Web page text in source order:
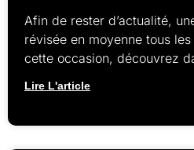
Afin de rester d’actualité,
révisée en moyenne tous
cette occasion, découvrez
Lire L'article